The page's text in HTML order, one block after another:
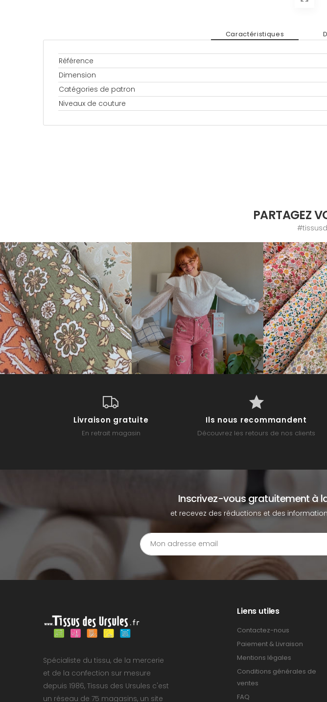
Caractéristiques
Référence
Dimension
Catégories de patron
Niveaux de couture
PARTAGEZ
Livraison gratuite
En retrait magasin
Ils nous recommandent
Découvrez les retours de nos clients
Inscrivez-vous gratuitement à
et recevez des réductions et des
Spécialiste du tissu, de la mercerie
et de la confection sur mesure
depuis 1986, Tissus des Ursules c'est
un réseau de 75 magasins, un site
Liens utiles
Contactez-nous
Paiement & Livraison
Mentions légales
Conditions générales de
ventes
FAQ